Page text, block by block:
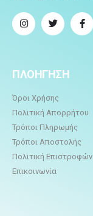
ΠΛΟΗΓΗΣΗ
Όροι Χρήσης
Πολιτική Απορρήτου
Τρόποι Πληρωμής
Τρόποι Αποστολής
Πολιτική Επιστροφών
Επικοινωνία